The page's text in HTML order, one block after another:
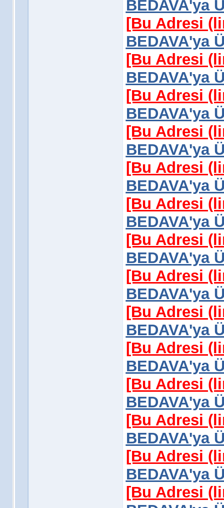
BEDAVA'ya
[Bu Adresi
BEDAVA'ya
[Bu Adresi
BEDAVA'ya
[Bu Adresi
BEDAVA'ya
[Bu Adresi
BEDAVA'ya
[Bu Adresi
BEDAVA'ya
[Bu Adresi
BEDAVA'ya
[Bu Adresi
BEDAVA'ya
[Bu Adresi
BEDAVA'ya
[Bu Adresi
BEDAVA'ya
[Bu Adresi
BEDAVA'ya
[Bu Adresi
BEDAVA'ya
[Bu Adresi
BEDAVA'ya
[Bu Adresi
BEDAVA'ya
[Bu Adresi